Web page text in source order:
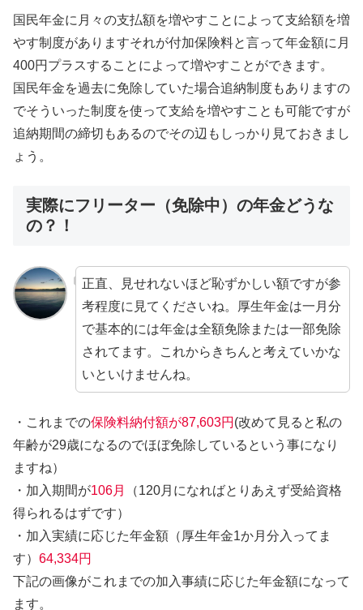
国民年金に月々の支払額を増やすことによって支給額を増
やす制度がありますそれが付加保険料と言って年金額に月
400円プラスすることによって増やすことができます。
国民年金を過去に免除していた場合追納制度もありますの
でそういった制度を使って支給を増やすことも可能ですが
追納期間の締切もあるのでその辺もしっかり見ておきまし
ょう。
実際にフリーター（免除中）の年金どうな
の？！
正直、見せれないほど恥ずかしい額ですが参
考程度に見てくださいね。厚生年金は一月分
で基本的には年金は全額免除または一部免除
されてます。これからきちんと考えていかな
いといけませんね。
・これまでの保険料納付額が87,603円 (改めて見ると私の
年齢が29歳になるのでほぼ免除しているという事になり
ますね）
・加入期間が106月
（120月になればとりあえず受給資格
得られるはずです）
・加入実績に応じた年金額（厚生年金1か月分入ってま
す） 64,334円
下記の画像がこれまでの加入事績に応じた年金額になって
ます。